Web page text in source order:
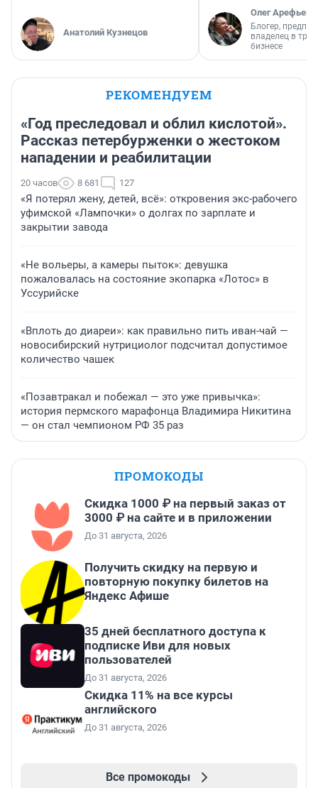
Анатолий Кузнецов
Олег Арефьев
Блогер,
владелец в
бизнесе
РЕКОМЕНДУЕМ
«Год преследовал и облил кислотой».
Рассказ петербурженки о жестоком
нападении и реабилитации
20 часов 8 681 127
«Я потерял жену, детей, всё»: откровения экс-рабочего
уфимской «Лампочки» о долгах по зарплате и
закрытии завода
«Не вольеры, а камеры пыток»: девушка
пожаловалась на состояние экопарка «Лотос» в
Уссурийске
«Вплоть до диареи»: как правильно пить иван-чай —
новосибирский нутрициолог подсчитал допустимое
количество чашек
«Позавтракал и побежал — это уже привычка»:
история пермского марафонца Владимира Никитина
— он стал чемпионом РФ 35 раз
ПРОМОКОДЫ
Скидка 1000 ₽ на первый заказ от
3000 ₽ на сайте и в приложении
До 31 августа, 2026
Получить скидку на первую и
повторную покупку билетов на
Яндекс Афише
35 дней бесплатного доступа к
подписке Иви для новых
пользователей
До 31 августа, 2026
Скидка 11% на все курсы
английского
До 31 августа, 2026
Все промокоды